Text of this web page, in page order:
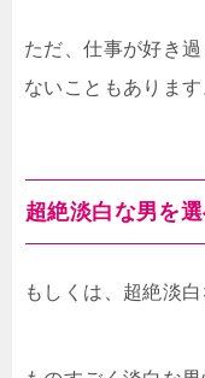
ただ、仕事が好き
ないこともあります
超絶淡白な男を
もしくは、超絶淡